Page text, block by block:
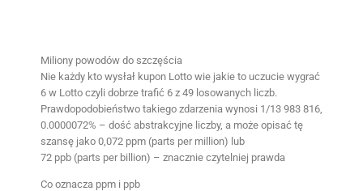
Miliony powodów do szczęścia
Nie każdy kto wysłał kupon Lotto wie jakie to uczucie wygrać
6 w Lotto czyli dobrze trafić 6 z 49 losowanych liczb.
Prawdopodobieństwo takiego zdarzenia wynosi 1/13 983 816,
0.0000072% – dość abstrakcyjne liczby, a może opisać tę
szansę jako 0,072 ppm (parts per million) lub
72 ppb (parts per billion) – znacznie czytelniej prawda
Co oznacza ppm i ppb